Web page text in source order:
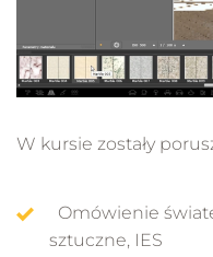
W kursie zostały
Omówienie
sztuczne, IES